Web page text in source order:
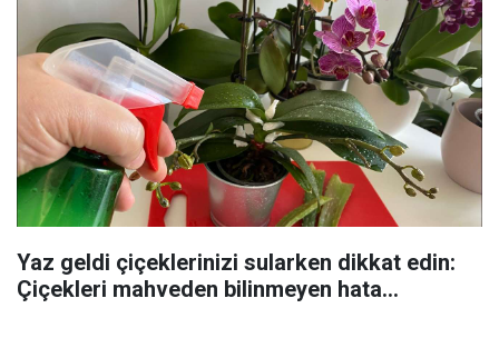
Yaz geldi çiçeklerinizi sularken dikkat edin:
Çiçekleri mahveden bilinmeyen hata...